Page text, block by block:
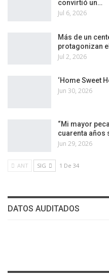
convirtió un…
Jul 6, 2026
Más de un
protagonizan
Jul 2, 2026
‘Home Sweet
Jun 30, 2026
“Mi mayor
cuarenta años
Jun 29, 2026
ANT SIG 1 De 34
DATOS AUDITADOS